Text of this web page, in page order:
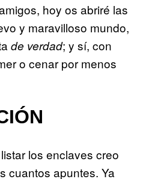
hoy os abriré las
y maravilloso mundo,
de verdad; y sí, con
o cenar por menos
los enclaves creo
cuantos apuntes. Ya